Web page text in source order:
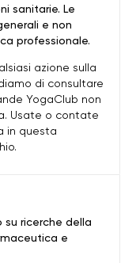
ricerche della
e
sanitarie. Le
e non
professionale.
azione sulla
di consultare
YogaClub non
Usate o contate
in questa